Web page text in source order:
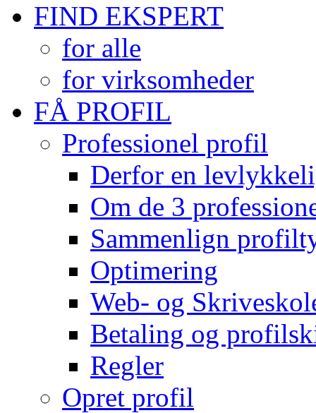
FIND EKSPERT
for alle
for virksomheder
FÅ PROFIL
Professionel profil
Derfor en
Om de 3
Sammenlign
Optimering
Web- og
Betaling og
Regler
Opret profil